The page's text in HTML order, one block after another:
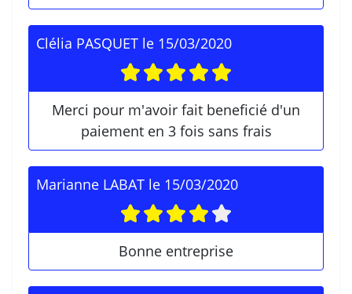
Clélia PASQUET le 15/03/2020
Merci pour m'avoir fait beneficié d'un
paiement en 3 fois sans frais
Marianne LABAT le 15/03/2020
Bonne entreprise